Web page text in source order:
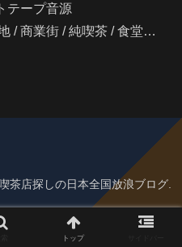
ープ音源
/ 商業街 / 純喫茶 / 食堂…
茶店探しの日本全国放浪ブログ.
トップ